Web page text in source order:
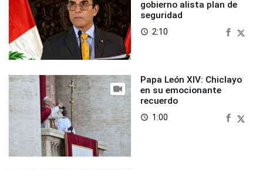
gobierno alista plan de
seguridad
access_time 2:10
Papa León XIV: Chiclayo
en su emocionante
recuerdo
access_time 1:00